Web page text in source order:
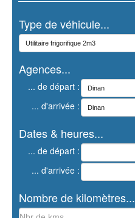
Type de véhicule...
Agences...
... de départ :
... d'arrivée :
Dates & heures...
... de départ :
... d'arrivée :
Nombre de kilomètres...